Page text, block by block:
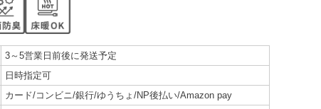
3～5営業日前後に発送予定
日時指定可
カード/コンビニ/銀行/ゆうちょ/NP後払い/Amazon pay